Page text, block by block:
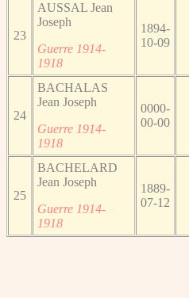
23
AUSSAL Jean
Joseph
Guerre 1914-
1918
1894-
10-09
24
BACHALAS
Jean Joseph
Guerre 1914-
1918
0000-
00-00
25
BACHELARD
Jean Joseph
Guerre 1914-
1918
1889-
07-12